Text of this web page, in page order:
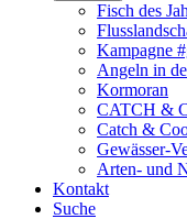
Fisch des
Kampagne
Angeln in
Kormoran
CATCH &
Catch &
Gewässer-
Arten- und
Kontakt
Suche